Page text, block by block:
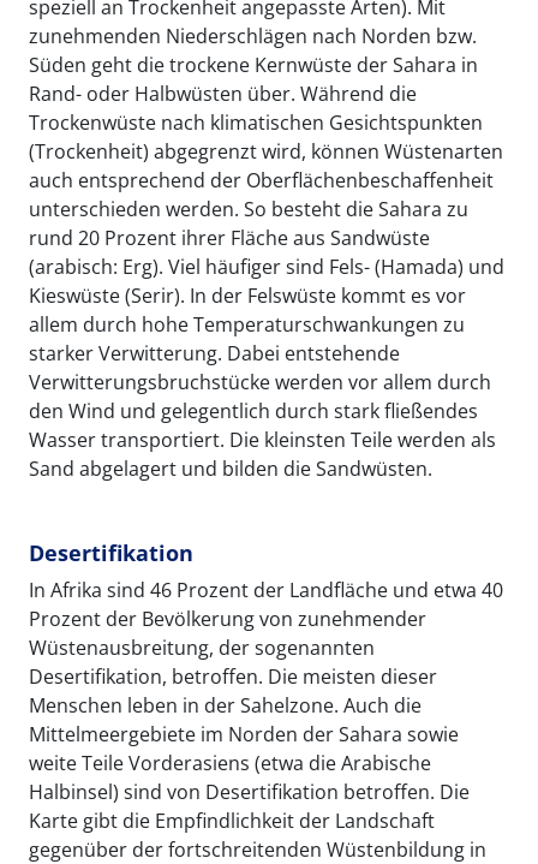
speziell an Trockenheit angepasste Arten). Mit
zunehmenden Niederschlägen nach Norden bzw.
Süden geht die trockene Kernwüste der Sahara in
Rand- oder Halbwüsten über. Während die
Trockenwüste nach klimatischen Gesichtspunkten
(Trockenheit) abgegrenzt wird, können Wüstenarten
auch entsprechend der Oberflächenbeschaffenheit
unterschieden werden. So besteht die Sahara zu
rund 20 Prozent ihrer Fläche aus Sandwüste
(arabisch: Erg). Viel häufiger sind Fels- (Hamada) und
Kieswüste (Serir). In der Felswüste kommt es vor
allem durch hohe Temperaturschwankungen zu
starker Verwitterung. Dabei entstehende
Verwitterungsbruchstücke werden vor allem durch
den Wind und gelegentlich durch stark fließendes
Wasser transportiert. Die kleinsten Teile werden als
Sand abgelagert und bilden die Sandwüsten.
Desertifikation
In Afrika sind 46 Prozent der Landfläche und etwa 40
Prozent der Bevölkerung von zunehmender
Wüstenausbreitung, der sogenannten
Desertifikation, betroffen. Die meisten dieser
Menschen leben in der Sahelzone. Auch die
Mittelmeergebiete im Norden der Sahara sowie
weite Teile Vorderasiens (etwa die Arabische
Halbinsel) sind von Desertifikation betroffen. Die
Karte gibt die Empfindlichkeit der Landschaft
gegenüber der fortschreitenden Wüstenbildung in